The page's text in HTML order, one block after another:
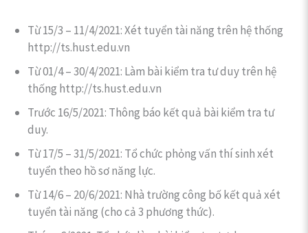
Từ 15/3 – 11/4/2021: Xét tuyển tài năng trên hệ thống
http://ts.hust.edu.vn
Từ 01/4 – 30/4/2021: Làm bài kiểm tra tư duy trên hệ
thống http://ts.hust.edu.vn
Trước 16/5/2021: Thông báo kết quả bài kiểm tra tư
duy.
Từ 17/5 – 31/5/2021: Tổ chức phỏng vấn thí sinh xét
tuyển theo hồ sơ năng lực.
Từ 14/6 – 20/6/2021: Nhà trường công bố kết quả xét
tuyển tài năng (cho cả 3 phương thức).